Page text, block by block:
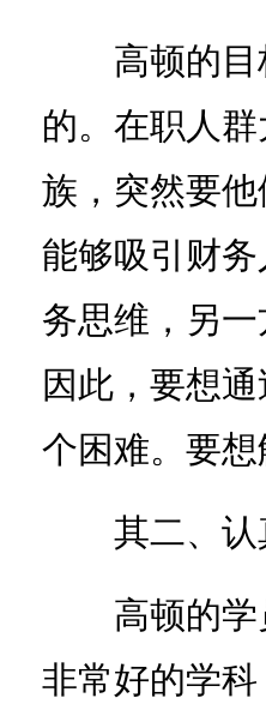
高顿的目
的。在职人
族，突然要
能够吸引财
务思维，另
因此，要想
个困难。要
其二、认
高顿的学
非常好的学